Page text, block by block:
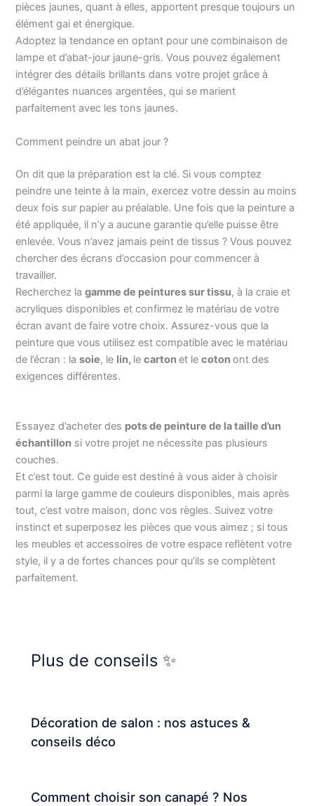
pièces jaunes, quant à elles, apportent presque toujours un
élément gai et énergique.
Adoptez la tendance en optant pour une combinaison de
lampe et d’abat-jour jaune-gris. Vous pouvez également
intégrer des détails brillants dans votre projet grâce à
d’élégantes nuances argentées, qui se marient
parfaitement avec les tons jaunes.
Comment peindre un abat jour ?
On dit que la préparation est la clé. Si vous comptez
peindre une teinte à la main, exercez votre dessin au moins
deux fois sur papier au préalable. Une fois que la peinture a
été appliquée, il n’y a aucune garantie qu’elle puisse être
enlevée. Vous n’avez jamais peint de tissus ? Vous pouvez
chercher des écrans d’occasion pour commencer à
travailler.
Recherchez lagamme de peintures sur tissu, à la craie et
acryliques disponibles et confirmez le matériau de votre
écran avant de faire votre choix. Assurez-vous que la
peinture que vous utilisez est compatible avec le matériau
de l’écran : lasoie, le lin, lecartonet lecotonont des
exigences différentes.
Essayez d’acheter des pots de peinture de la taille d’un
échantillon si votre projet ne nécessite pas plusieurs
couches.
Et c’est tout. Ce guide est destiné à vous aider à choisir
parmi la large gamme de couleurs disponibles, mais après
tout, c’est votre maison, donc vos règles. Suivez votre
instinct et superposez les pièces que vous aimez ; si tous
les meubles et accessoires de votre espace reflètent votre
style, il y a de fortes chances pour qu’ils se complètent
parfaitement.
Plus de conseils ✨
Décoration de salon : nos astuces &
conseils déco
Comment choisir son canapé ? Nos